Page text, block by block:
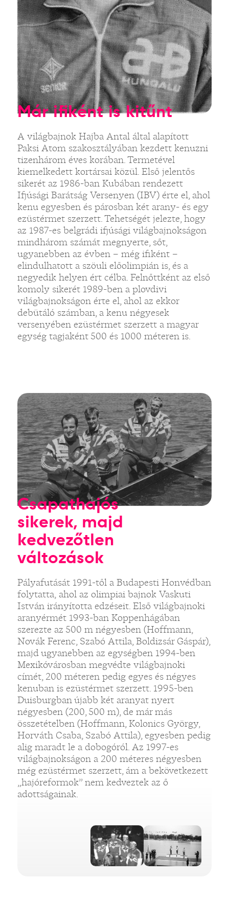
Már ifiként is kitűnt
A világbajnok Hajba Antal által alapított
Paksi Atom szakosztályában kezdett kenuzni
tizenhárom éves korában. Termetével
kiemelkedett kortársai közül. Első jelentős
sikerét az 1986-ban Kubában rendezett
Ifjúsági Barátság Versenyen (IBV) érte el, ahol
kenu egyesben és párosban két arany- és egy
ezüstérmet szerzett. Tehetségét jelezte, hogy
az 1987-es belgrádi ifjúsági világbajnokságon
mindhárom számát megnyerte, sőt,
ugyanebben az évben – még ifiként –
elindulhatott a szöuli előolimpián is, és a
negyedik helyen ért célba. Felnőttként az első
komoly sikerét 1989-ben a plovdivi
világbajnokságon érte el, ahol az ekkor
debütáló számban, a kenu négyesek
versenyében ezüstérmet szerzett a magyar
egység tagjaként 500 és 1000 méteren is.
Csapathajós
sikerek, majd
kedvezőtlen
változások
Pályafutását 1991-től a Budapesti Honvédban
folytatta, ahol az olimpiai bajnok Vaskuti
István irányította edzéseit. Első világbajnoki
aranyérmét 1993-ban Koppenhágában
szerezte az 500 m négyesben (Hoffmann,
Novák Ferenc, Szabó Attila, Boldizsár Gáspár),
majd ugyanebben az egységben 1994-ben
Mexikóvárosban megvédte világbajnoki
címét, 200 méteren pedig egyes és négyes
kenuban is ezüstérmet szerzett. 1995-ben
Duisburgban újabb két aranyat nyert
négyesben (200, 500 m), de már más
összetételben (Hoffmann, Kolonics György,
Horváth Csaba, Szabó Attila), egyesben pedig
alig maradt le a dobogóról. Az 1997-es
világbajnokságon a 200 méteres négyesben
még ezüstérmet szerzett, ám a bekövetkezett
„hajóreformok” nem kedveztek az ő
adottságainak.